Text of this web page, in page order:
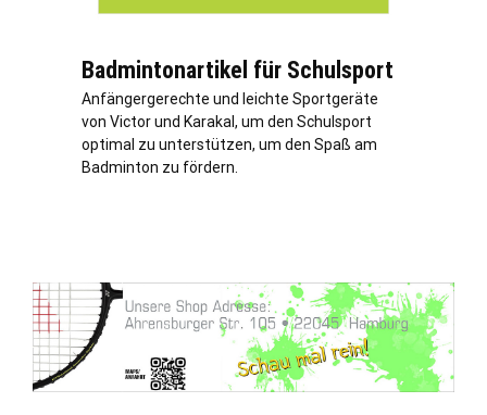
Badmintonartikel für Schulsport
Anfängergerechte und leichte Sportgeräte
von Victor und Karakal, um den Schulsport
optimal zu unterstützen, um den Spaß am
Badminton zu fördern.